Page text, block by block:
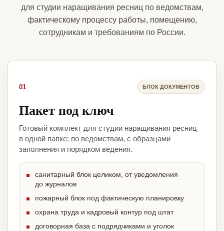
для студии наращивания ресниц по ведомствам,
фактическому процессу работы, помещению,
сотрудникам и требованиям по России.
01 БЛОК ДОКУМЕНТОВ
Пакет под ключ
Готовый комплект для студии наращивания ресниц
в одной папке: по ведомствам, с образцами
заполнения и порядком ведения.
санитарный блок целиком, от уведомления
до журналов
пожарный блок под фактическую планировку
охрана труда и кадровый контур под штат
договорная база с подрядчиками и уголок